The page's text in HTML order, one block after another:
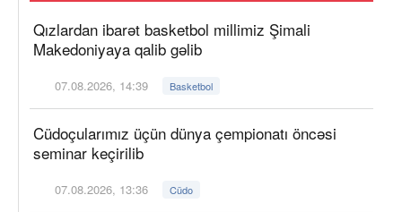
Qızlardan ibarət basketbol millimiz Şimali
Makedoniyaya qalib gəlib
07.08.2026, 14:39 Basketbol
Cüdoçularımız üçün dünya çempionatı öncəsi
seminar keçirilib
07.08.2026, 13:36 Cüdo